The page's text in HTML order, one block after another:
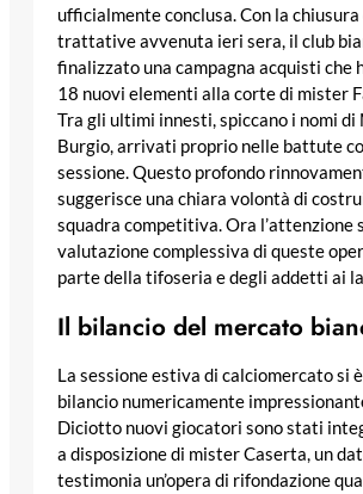
ufficialmente conclusa. Con la
trattative avvenuta ieri sera, il club
finalizzato una campagna acquisti che
18 nuovi elementi alla corte di mister
Tra gli ultimi innesti, spiccano i nomi di
Burgio, arrivati proprio nelle battute
sessione. Questo profondo
suggerisce una chiara volontà di
squadra competitiva. Ora l’attenzione
valutazione complessiva di queste
parte della tifoseria e degli addetti ai
Il bilancio del mercato
La sessione estiva di calciomercato si
bilancio numericamente
Diciotto nuovi giocatori sono stati
a disposizione di mister Caserta, un
testimonia un’opera di rifondazione